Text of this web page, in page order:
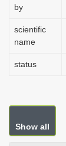
by
scientific
name
status
Show all